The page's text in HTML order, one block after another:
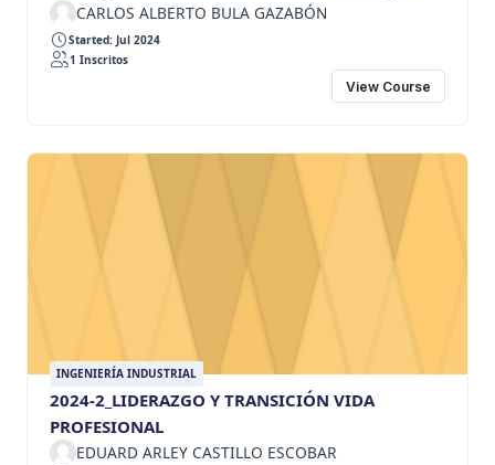
CARLOS ALBERTO BULA GAZABÓN
Started: Jul 2024
1 Inscritos
View Course
INGENIERÍA INDUSTRIAL
2024-2_LIDERAZGO Y TRANSICIÓN VIDA
PROFESIONAL
EDUARD ARLEY CASTILLO ESCOBAR